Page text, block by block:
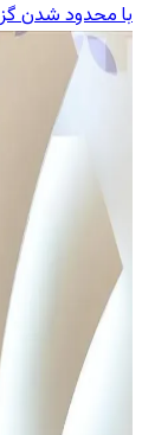
با محدود شدن